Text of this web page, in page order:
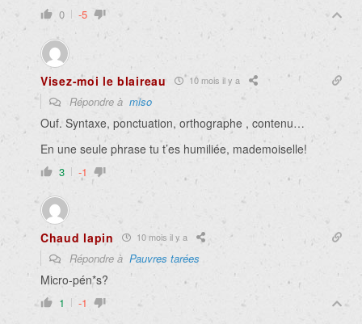
0 -5
Visez-moi le blaireau 10 mois il y a
Répondre à miso
Ouf. Syntaxe, ponctuation, orthographe , contenu…
En une seule phrase tu t’es humiliée, mademoiselle!
3 -1
Chaud lapin 10 mois il y a
Répondre à Pauvres tarées
Micro-pén*s?
1 -1